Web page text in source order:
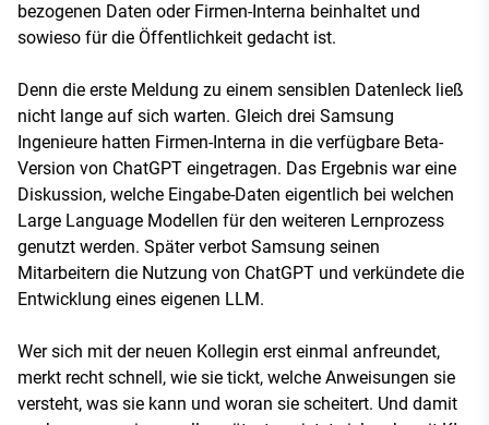
bezogenen Daten oder Firmen-Interna beinhaltet und
sowieso für die Öffentlichkeit gedacht ist.
Denn die erste Meldung zu einem sensiblen Datenleck ließ
nicht lange auf sich warten. Gleich drei Samsung
Ingenieure hatten Firmen-Interna in die verfügbare Beta-
Version von ChatGPT eingetragen. Das Ergebnis war eine
Diskussion, welche Eingabe-Daten eigentlich bei welchen
Large Language Modellen für den weiteren Lernprozess
genutzt werden. Später verbot Samsung seinen
Mitarbeitern die Nutzung von ChatGPT und verkündete die
Entwicklung eines eigenen LLM.
Wer sich mit der neuen Kollegin erst einmal anfreundet,
merkt recht schnell, wie sie tickt, welche Anweisungen sie
versteht, was sie kann und woran sie scheitert. Und damit